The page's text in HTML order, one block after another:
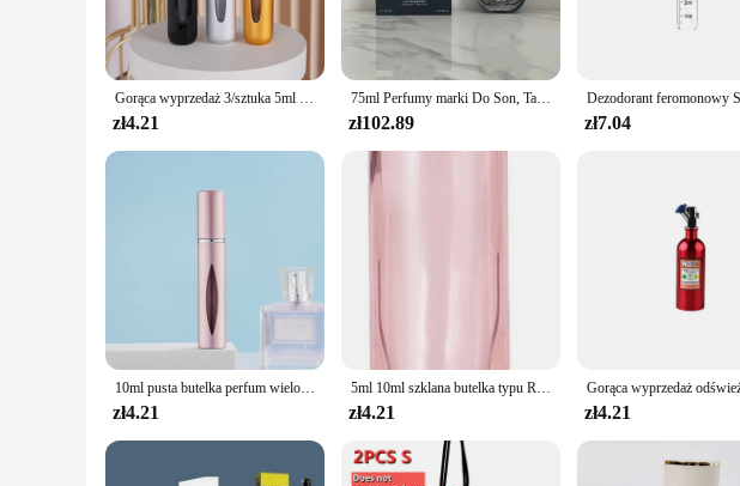
Gorąca wyprzedaż 3/sztuka 5ml modna mini butelki do perfum aluminiowa lekka przenośna butelka z ultra cienkiej perfumy w sprayu wody kolońskiej
zł4.21
75ml Perfumy marki Do Son, Tam Dao, Philosykos, Lombre Dans Le Au Long Lasting Fragrance D Perfumy dla mężczyzn i kobiet
zł102.89 zł7.04
10ml pusta butelka perfum wielokrotnego napełniania podróżna przenośna Mini damska perfumy atomizer oryginalny spray pojemniki kosmetyczne akumulator
zł4.21
5ml 10ml szklana butelka typu Roll-On w kolorze różowego złota do olejków eterycznych koraliki perfumy olejek do oczu Mini przenośna podróż
zł4.21 zł4.21